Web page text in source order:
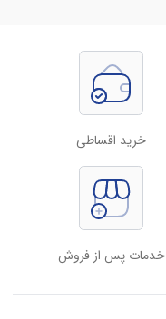
خرید اقساطی
خدمات پس از فروش